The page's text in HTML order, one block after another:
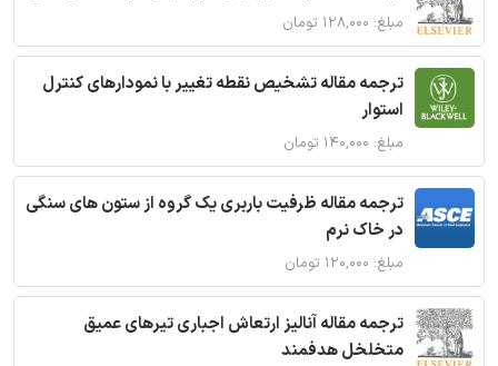
مبلغ: ۱۲۸,۰۰۰ تومان
ترجمه مقاله تشخیص نقطه تغییر با نمودارهای کنترل
استوار
مبلغ: ۱۴۰,۰۰۰ تومان
ترجمه مقاله ظرفیت باربری یک گروه از ستون های سنگی
در خاک نرم
مبلغ: ۱۲۰,۰۰۰ تومان
ترجمه مقاله آنالیز ارتعاش اجباری تیرهای عمیق
متخلخل هدفمند